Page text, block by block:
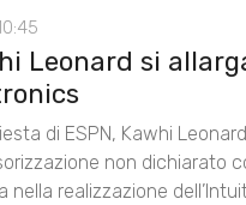
Leonard si
di ESPN, Kawhi
non dichiarato
nella realizzazione